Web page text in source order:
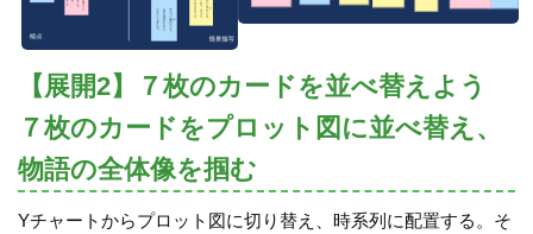
【展開2】７枚のカードを並べ替えよう
７枚のカードをプロット図に並べ替え、
物語の全体像を掴む
Yチャートからプロット図に切り替え、時系列に配置する。そ